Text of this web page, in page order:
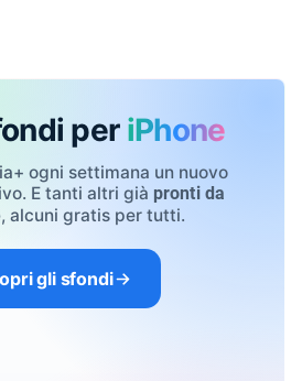
per iPhone
ogni settimana un nuovo
E tanti altri già pronti da
, alcuni gratis per tutti.
gli sfondi